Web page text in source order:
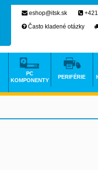
eshop@itsk.sk
Často kladené otázky
PC
KOMPONENTY
PERIFÉRIE